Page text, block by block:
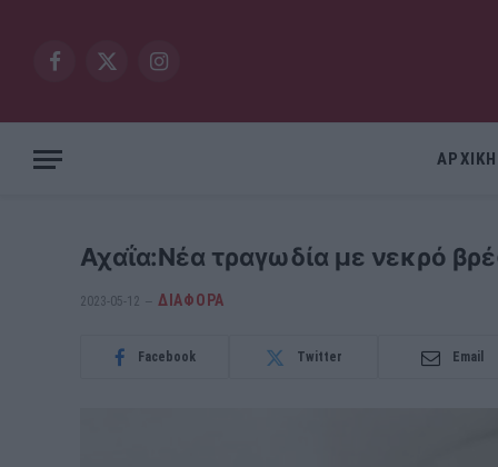
Facebook
X
Instagram
ΑΡΧΙΚΗ
Αχαΐα:Νέα τραγωδία με νεκρό
2023-05-12 ΔΙΆΦΟΡΑ
Facebook Twitter Email